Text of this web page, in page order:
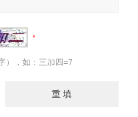
），如：三加四=7